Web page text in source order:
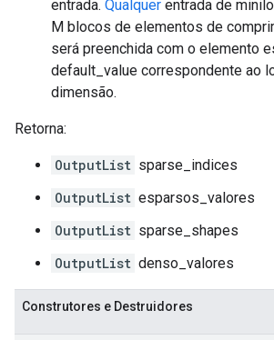
entrada. Qualquer entrada de
M blocos de elementos de
será preenchida com o elemento
default_value correspondente ao
dimensão.
Retorna:
OutputList sparse_indices
OutputList esparsos_valores
OutputList sparse_shapes
OutputList denso_valores
Construtores e Destruidores